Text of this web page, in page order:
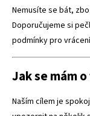
Nemusíte se bát,
Doporučujeme si
podmínkypro vrácení
Jak se mám
Naším cílem je